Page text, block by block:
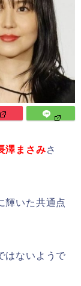
澤まさみさ
輝いた共通点
はないようで